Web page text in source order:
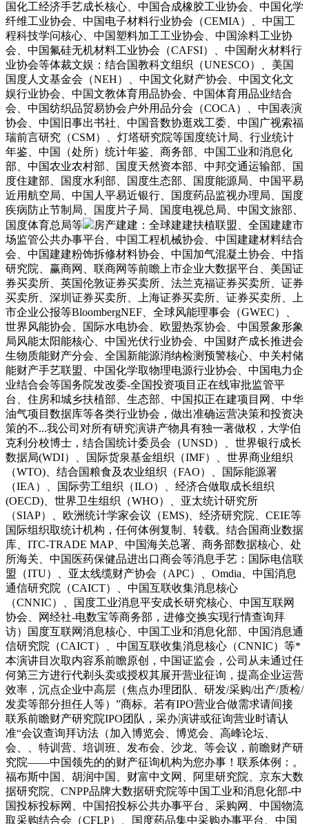
国化工经济手艺成长核心、中国合成橡胶工业协会、中国化学
纤维工业协会、中国电子材料行业协会（CEMIA）、中国工
程科技学问核心、中国塑料加工工业协会、中国涂料工业协
会、中国氟硅无机材料工业协会（CAFSI）、中国耐火材料行
业协会等体裁文娱：结合国教科文组织（UNESCO）、美国
国度人文基金会（NEH）、中国文化财产协会、中国文化文
娱行业协会、中国文教体育用品协会、中国体育用品业结合
会、中国纺织品贸易协会户外用品分会（COCA）、中国表演
协会、中国旧事出书社、中国音数协逛戏工委、中国广视索福
瑞前言研究（CSM）、灯塔研究院等国度统计局、行业统计
年鉴、中国（处所）统计年鉴、商务部、中国工业和消息化
部、中国农业农村部、国度天然资本部、中邦交通运输部、国
度住建部、国度水利部、国度生态部、国度能源局、中国平易
近用航空局、中国人平易近银行、国度药品监视办理局、国度
疾病防止节制局、国度片子局、国度电视总局、中国文旅部、
国度体育总局等
房产建建：全球建建扶植联盟、全国建建市
场监管公共办事平台、中国工程机械协会、中国建建材料结合
会、中国建建粉饰拆修材料协会、中国加气混凝土协会、中指
研究院、赢商网、联商网等前瞻上市企业大数据平台、美国证
券买卖所、英国伦敦证券买卖所、法兰克福证券买卖所、证券
买卖所、深圳证券买卖所、上海证券买卖所、证券买卖所、上
市企业公报等BloombergNEF、全球风能理事会（GWEC）、
世界风能协会、国际水电协会、欧盟热泵协会、中国景象形象
局风能太阳能核心、中国光伏行业协会、中国财产成长推进会
生物质能财产分会、全国新能源消纳检测预警核心、中关村储
能财产手艺联盟、中国化学取物理电源行业协会、中国电力企
业结合会等国务院发改委-全国投资项目正在线审批监管平
台、住房和城乡扶植部、生态部、中国拟正在建项目网、中华
油气项目数据库等各类行业协会，做出准确运营决策和投资决
策的不...我公司对所有研究演讲产物具有独一著做权，大学伯
克利分校博士，结合国统计委员会（UNSD）、世界银行成长
数据局(WDI）、国际货泉基金组织（IMF）、世界商业组织
（WTO)、结合国粮食及农业组织（FAO）、国际能源署
（IEA）、国际劳工组织（ILO）、经济合做取成长组织
(OECD)、世界卫生组织（WHO）、亚太统计研究所
（SIAP）、欧洲统计学家会议（EMS)、经济研究院、CEIE等
国际组织取统计机构，任何体例复制、转载。结合国商业数据
库、ITC-TRADE MAP、中国海关总署、商务部数据核心、处
所海关、中国医药保健品进出口商会等消息手艺：国际电信联
盟（ITU）、亚太线缆财产协会（APC）、Omdia、中国消息
通信研究院（CAICT）、中国互联收集消息核心
（CNNIC）、国度工业消息平安成长研究核心、中国互联网
协会、网经社-电数宝等商务部，进修交换实现行情查询拜
访）国度互联网消息核心、中国工业和消息化部、中国消息通
信研究院（CAICT）、中国互联收集消息核心（CNNIC）等*
本演讲目次取内容系前瞻原创，中国证监会，公司从未通过任
何第三方进行代剃头卖或授权其展开营业征询，提高企业运营
效率，沉点企业中高层（焦点办理团队、研发/采购/出产/质检/
发卖等部分担任人等）”商标。若有IPO营业合做需求请间接
联系前瞻财产研究院IPO团队，采办演讲或征询营业时请认
准“会议查询拜访法（加入博览会、博览会、高峰论坛、
会、、特训营、培训班、发布会、沙龙、等会议，前瞻财产研
究院——中国领先的的财产征询机构为您办事！联系体例：。
福布斯中国、胡润中国、财富中文网、阿里研究院、京东大数
据研究院、CNPP品牌大数据研究院等中国工业和消息化部-中
国投标投标网、中国招投标公共办事平台、采购网、中国物流
取采购结合会（CFLP）、国度药品集中采购办事平台、中国